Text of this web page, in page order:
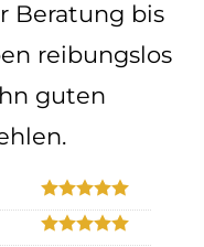
Beratung bis
reibungslos
guten